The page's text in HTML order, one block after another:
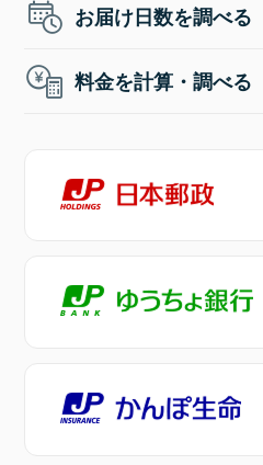
お届け日数を調べる
料金を計算・調べる